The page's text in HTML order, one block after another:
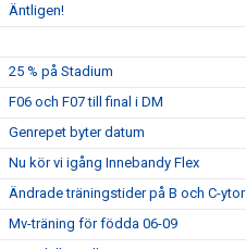
Äntligen!
25 % på Stadium
F06 och F07 till final i DM
Genrepet byter datum
Nu kör vi igång Innebandy Flex
Ändrade träningstider på B och C-ytor
Mv-träning för födda 06-09